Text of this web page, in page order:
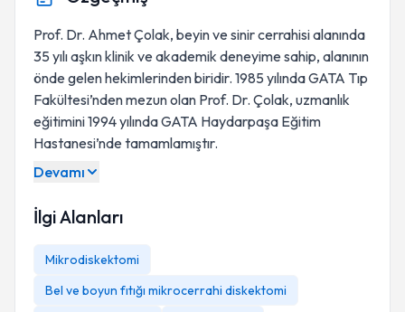
Prof. Dr. Ahmet Çolak, beyin ve sinir cerrahisi alanında
35 yılı aşkın klinik ve akademik deneyime sahip, alanının
önde gelen hekimlerinden biridir. 1985 yılında GATA Tıp
Fakültesi’nden mezun olan Prof. Dr. Çolak, uzmanlık
eğitimini 1994 yılında GATA Haydarpaşa Eğitim
Hastanesi’nde tamamlamıştır.
Devamı
İlgi Alanları
Mikrodiskektomi
Bel ve boyun fıtığı mikrocerrahi diskektomi